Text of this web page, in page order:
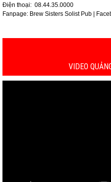
Điện thoại: 08.44.35.0000
Fanpage: Brew Sisters Solist Pub |
VIDEO